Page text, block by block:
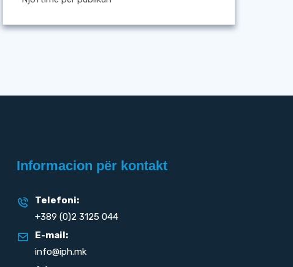
Informacion për kontakt
Telefoni:
+389 (0)2 3125 044
E-mail:
info@iph.mk